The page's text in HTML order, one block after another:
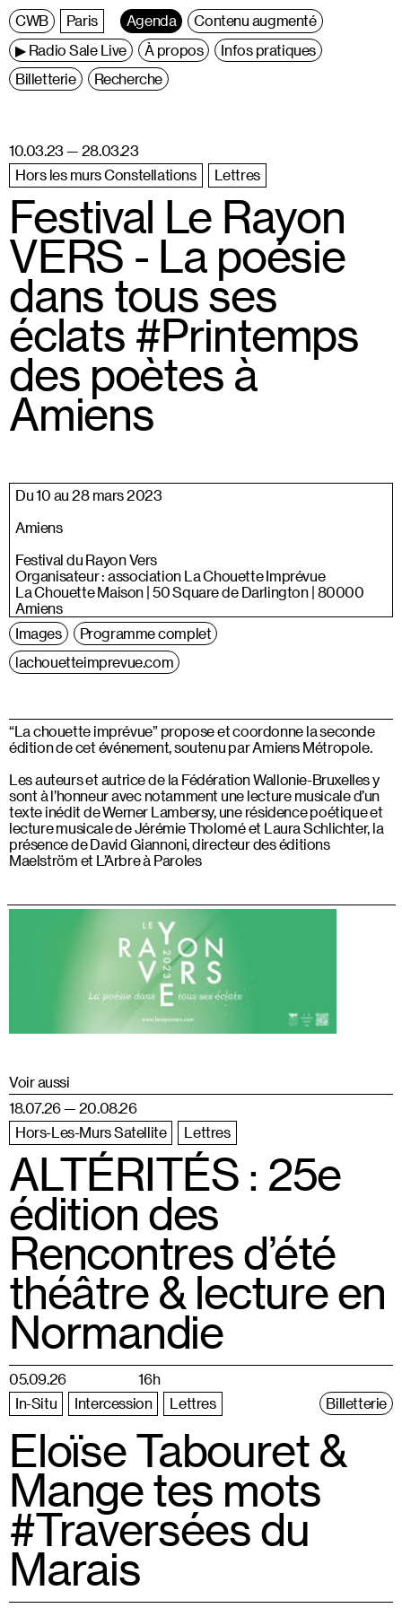
Centre
Wallonie
Bruxelles
Paris Agenda
Contenu augmenté
▶ Radio Sale Live
À propos
Infos pratiques
Billetterie
Recherche
10.03.23 — 28.03.23
Hors les murs Constellations
Lettres
Festival Le Rayon
VERS - La poésie
dans tous ses
éclats #Printemps
des poètes à
Amiens
Du 10 au 28 mars 2023
Amiens
Festival du Rayon Vers
Organisateur : association La Chouette Imprévue
La Chouette Maison | 50 Square de Darlington | 80000
Amiens
Images
Programme complet
lachouetteimprevue.com
“La chouette imprévue” propose et coordonne la seconde
édition de cet événement, soutenu par Amiens Métropole.
Les auteurs et autrice de la Fédération Wallonie-Bruxelles y
sont à l’honneur avec notamment une lecture musicale d’un
texte inédit de Werner Lambersy, une résidence poétique et
lecture musicale de Jérémie Tholomé et Laura Schlichter, la
présence de David Giannoni, directeur des éditions
Maelström et L’Arbre à Paroles
Voir aussi
18.07.26 — 20.08.26
Hors-Les-Murs Satellite
Lettres
ALTÉRITÉS : 25e
édition des
Rencontres d’été
théâtre & lecture en
Normandie
05.09.26
16h
In-Situ
Intercession Lettres Billetterie
Eloïse Tabouret &
Mange tes mots
#Traversées du
Marais